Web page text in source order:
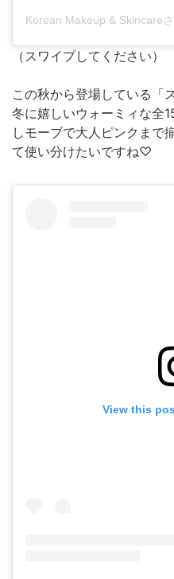
（スワイプしてください）
この秋から登場している
冬に嬉しいウォーミィな全
しモーブで大人ピンクまで
て使い分けたいですね♡
View this